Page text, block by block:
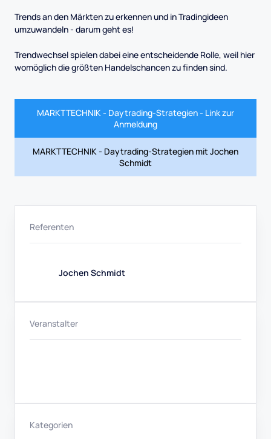
Trends an den Märkten zu erkennen und in Tradingideen
umzuwandeln - darum geht es!
Trendwechsel spielen dabei eine entscheidende Rolle, weil hier
womöglich die größten Handelschancen zu finden sind.
MARKTTECHNIK - Daytrading-Strategien - Link zur
Anmeldung
MARKTTECHNIK - Daytrading-Strategien mit Jochen
Schmidt
Referenten
Jochen Schmidt
Veranstalter
Kategorien